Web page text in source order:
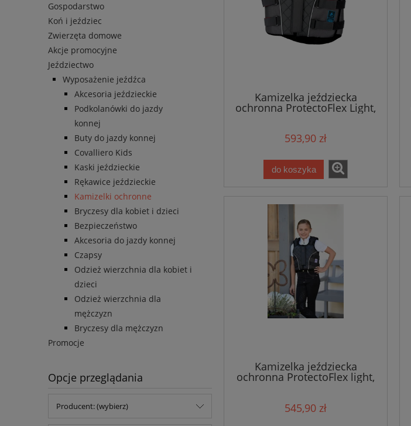
Gospodarstwo
Koń i jeździec
Zwierzęta domowe
Akcje promocyjne
Jeździectwo
Wyposażenie jeźdźca
Akcesoria jeździeckie
Podkolanówki do jazdy
konnej
Buty do jazdy konnej
Covalliero Kids
Kaski jeździeckie
Rękawice jeździeckie
Kamizelki ochronne
Bryczesy dla kobiet i dzieci
Bezpieczeństwo
Akcesoria do jazdy konnej
Czapsy
Odzież wierzchnia dla kobiet i
dzieci
Odzież wierzchnia dla
mężczyzn
Bryczesy dla mężczyzn
Promocje
Opcje przeglądania
Producent: (wybierz)
Kamizelka jeździecka
ochronna ProtectoFlex Light,
dla dorosłych, czarny, roz. S,
593,90 zł
do koszyka
Kamizelka jeździecka
ochronna ProtectoFlex light,
dla dzieci, czarny, roz. M,
545,90 zł